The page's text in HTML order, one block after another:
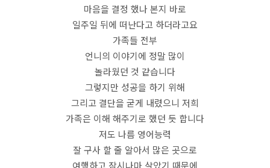
마음을 결정 했나 본지 바로
일주일 뒤에 떠난다고 하더라고요
가족들 전부
언니의 이야기에 정말 많이
놀라웠던 것 같습니다
그렇지만 성공을 하기 위해
그리고 결단을 굳게 내렸으니 저희
가족은 이해 해주기로 했던 듯 합니다
저도 나름 영어능력
잘 구사 할 줄 알아서 많은 곳으로
여행하고 잠시나마 살았기 때문에